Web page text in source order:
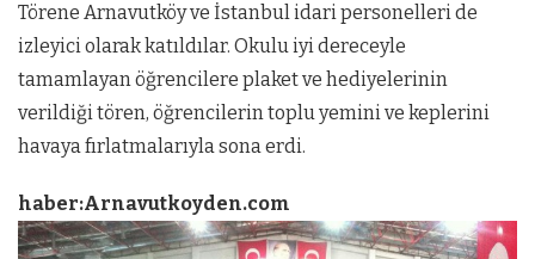
Törene Arnavutköy ve İstanbul idari personelleri de
izleyici olarak katıldılar. Okulu iyi dereceyle
tamamlayan öğrencilere plaket ve hediyelerinin
verildiği tören, öğrencilerin toplu yemini ve keplerini
havaya fırlatmalarıyla sona erdi.
haber:Arnavutkoyden.com